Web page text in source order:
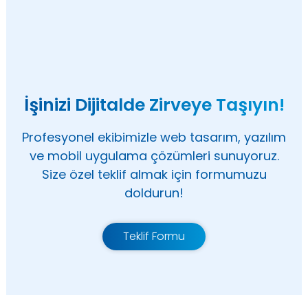
İşinizi Dijitalde Zirveye Taşıyın!
Profesyonel ekibimizle web tasarım, yazılım
ve mobil uygulama çözümleri sunuyoruz.
Size özel teklif almak için formumuzu
doldurun!
Teklif Formu